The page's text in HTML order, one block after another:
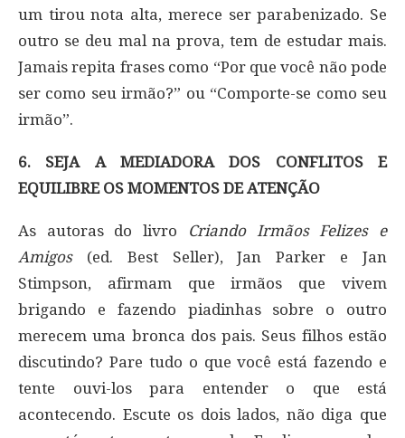
um tirou nota alta, merece ser parabenizado. Se
outro se deu mal na prova, tem de estudar mais.
Jamais repita frases como “Por que você não pode
ser como seu irmão?” ou “Comporte-se como seu
irmão”.
6. SEJA A MEDIADORA DOS CONFLITOS E
EQUILIBRE OS MOMENTOS DE ATENÇÃO
As autoras do livro
Criando Irmãos Felizes e
Amigos(ed. Best Seller), Jan Parker e Jan
Stimpson, afirmam que irmãos que vivem
brigando e fazendo piadinhas sobre o outro
merecem uma bronca dos pais. Seus filhos estão
discutindo? Pare tudo o que você está fazendo e
tente ouvi-los para entender o que está
acontecendo. Escute os dois lados, não diga que